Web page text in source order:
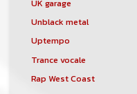
UK garage
Unblack metal
Uptempo
Trance vocale
Rap West Coast